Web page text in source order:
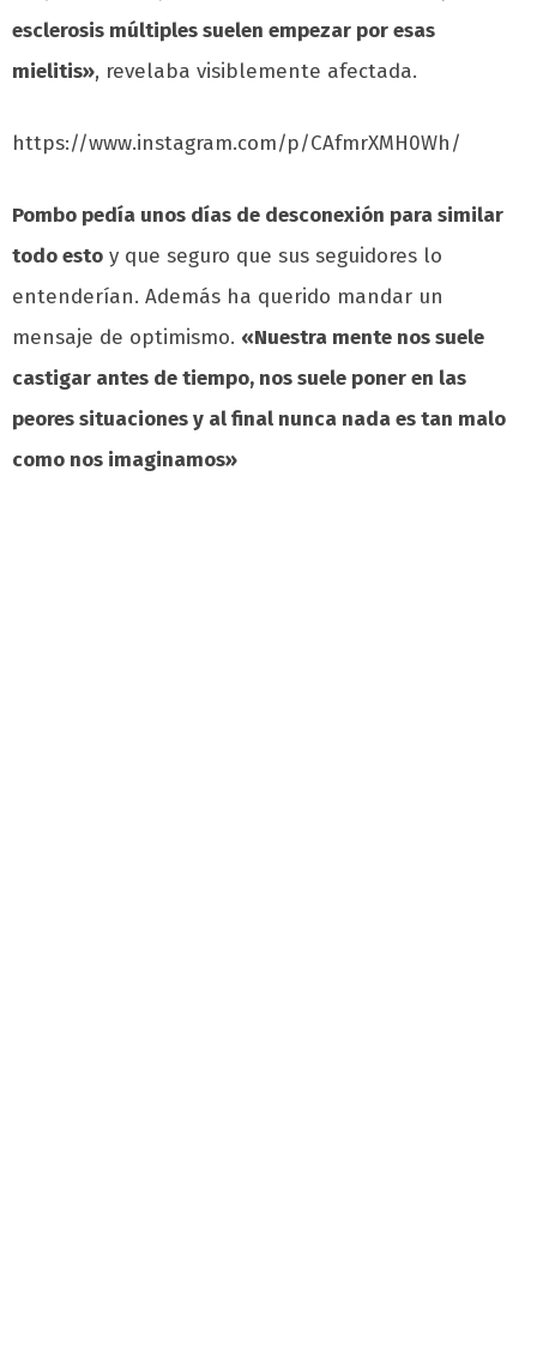
esclerosis múltiples suelen empezar por esas
mielitis», revelaba visiblemente afectada.
https://www.instagram.com/p/CAfmrXMH0Wh/
Pombo pedía unos días de desconexión para similar
todo esto y que seguro que sus seguidores lo
entenderían. Además ha querido mandar un
mensaje de optimismo. «Nuestra mente nos suele
castigar antes de tiempo, nos suele poner en las
peores situaciones y al final nunca nada es tan malo
como nos imaginamos»